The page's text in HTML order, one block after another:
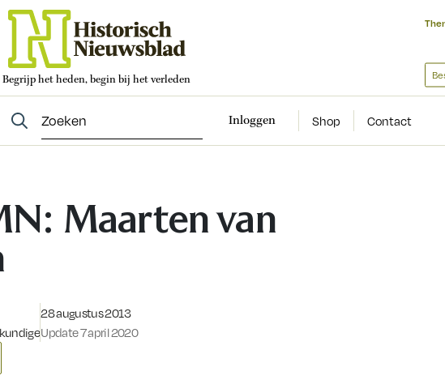
Begrijp het heden, begin bij het verleden
Inloggen Shop Contact
Maarten van
Gepubliceerd op:
28 augustus 2013
Update 7 april 2020